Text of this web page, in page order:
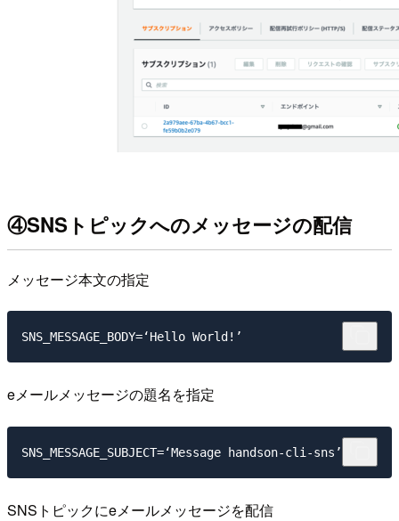
④SNSトピックへのメッセージの配信
メッセージ本文の指定
eメールメッセージの題名を指定
SNSトピックにeメールメッセージを配信